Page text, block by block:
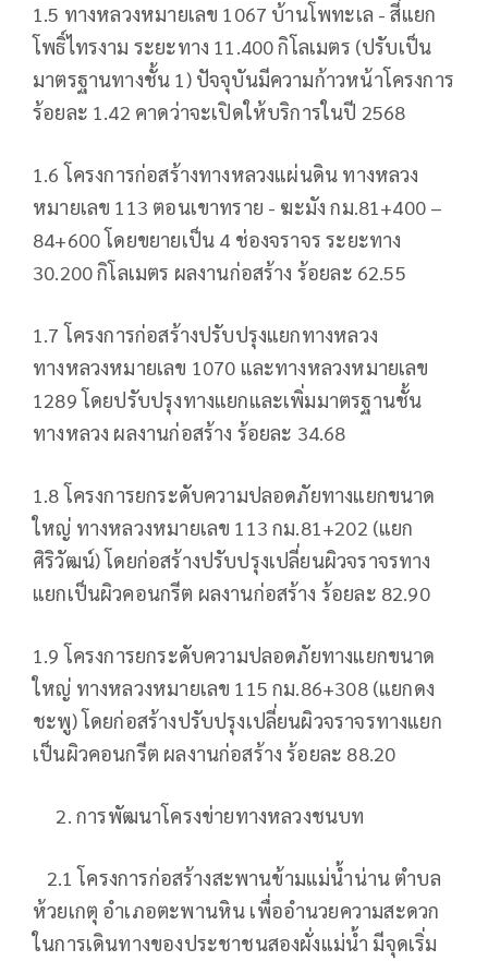
1.5 ทางหลวงหมายเลข 1067 บ้านโพทะเล - สี่แยก
โพธิ์ไทรงาม ระยะทาง 11.400 กิโลเมตร (ปรับเป็น
มาตรฐานทางชั้น 1) ปัจจุบันมีความก้าวหน้าโครงการ
ร้อยละ 1.42 คาดว่าจะเปิดให้บริการในปี 2568
1.6 โครงการก่อสร้างทางหลวงแผ่นดิน ทางหลวง
หมายเลข 113 ตอนเขาทราย - ฆะมัง กม.81+400 –
84+600 โดยขยายเป็น 4 ช่องจราจร ระยะทาง
30.200 กิโลเมตร ผลงานก่อสร้าง ร้อยละ 62.55
1.7 โครงการก่อสร้างปรับปรุงแยกทางหลวง
ทางหลวงหมายเลข 1070 และทางหลวงหมายเลข
1289 โดยปรับปรุงทางแยกและเพิ่มมาตรฐานชั้น
ทางหลวง ผลงานก่อสร้าง ร้อยละ 34.68
1.8 โครงการยกระดับความปลอดภัยทางแยกขนาด
ใหญ่ ทางหลวงหมายเลข 113 กม.81+202 (แยก
ศิริวัฒน์) โดยก่อสร้างปรับปรุงเปลี่ยนผิวจราจรทาง
แยกเป็นผิวคอนกรีต ผลงานก่อสร้าง ร้อยละ 82.90
1.9 โครงการยกระดับความปลอดภัยทางแยกขนาด
ใหญ่ ทางหลวงหมายเลข 115 กม.86+308 (แยกดง
ชะพู) โดยก่อสร้างปรับปรุงเปลี่ยนผิวจราจรทางแยก
เป็นผิวคอนกรีต ผลงานก่อสร้าง ร้อยละ 88.20
การพัฒนาโครงข่ายทางหลวงชนบท
2.1 โครงการก่อสร้างสะพานข้ามแม่น้ำน่าน ตำบล
ห้วยเกตุ อำเภอตะพานหิน เพื่ออำนวยความสะดวก
ในการเดินทางของประชาชนสองผั่งแม่น้ำ มีจุดเริ่ม